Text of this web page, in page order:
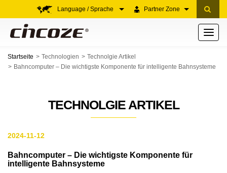
Partner Zone
Language / Sprache
Toggle
Startseite Technologien
Technolgie Artikel
Bahncomputer – Die wichtigste Komponente für intelligente Bahnsysteme
TECHNOLGIE ARTIKEL
2024-11-12
Bahncomputer – Die wichtigste Komponente für
intelligente Bahnsysteme